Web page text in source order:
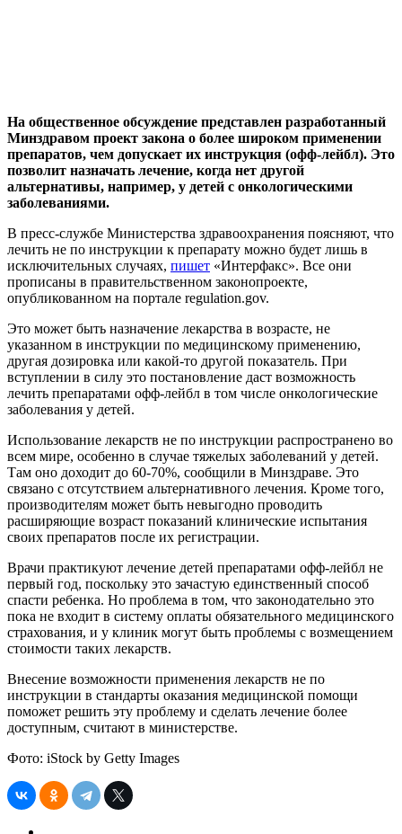
На общественное обсуждение представлен разработанный
Минздравом проект закона о более широком применении
препаратов, чем допускает их инструкция (офф-лейбл). Это
позволит назначать лечение, когда нет другой
альтернативы, например, у детей с онкологическими
заболеваниями.
В пресс-службе Министерства здравоохранения поясняют, что
лечить не по инструкции к препарату можно будет лишь в
исключительных случаях, пишет «Интерфакс». Все они
прописаны в правительственном законопроекте,
опубликованном на портале regulation.gov.
Это может быть назначение лекарства в возрасте, не
указанном в инструкции по медицинскому применению,
другая дозировка или какой-то другой показатель. При
вступлении в силу это постановление даст возможность
лечить препаратами офф-лейбл в том числе онкологические
заболевания у детей.
Использование лекарств не по инструкции распространено во
всем мире, особенно в случае тяжелых заболеваний у детей.
Там оно доходит до 60-70%, сообщили в Минздраве. Это
связано с отсутствием альтернативного лечения. Кроме того,
производителям может быть невыгодно проводить
расширяющие возраст показаний клинические испытания
своих препаратов после их регистрации.
Врачи практикуют лечение детей препаратами офф-лейбл не
первый год, поскольку это зачастую единственный способ
спасти ребенка. Но проблема в том, что законодательно это
пока не входит в систему оплаты обязательного медицинского
страхования, и у клиник могут быть проблемы с возмещением
стоимости таких лекарств.
Внесение возможности применения лекарств не по
инструкции в стандарты оказания медицинской помощи
поможет решить эту проблему и сделать лечение более
доступным, считают в министерстве.
Фото: iStock by Getty Images